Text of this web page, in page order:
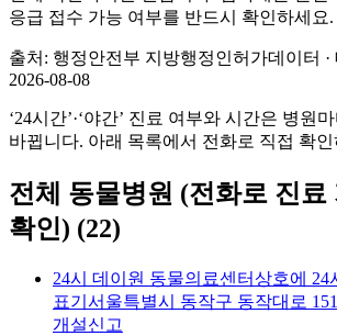
응급 접수 가능 여부를 반드시 확인하세요.
출처: 행정안전부 지방행정인허가데이터 ·
2026-08-08
‘24시간’·‘야간’ 진료 여부와 시간은 병원
바뀝니다. 아래 목록에서 전화로 직접 확
전체 동물병원 (전화로 진료
확인) (22)
24시 데이원 동물의료센터상호에 24
표기 서울특별시 동작구 동작대로
개설신고